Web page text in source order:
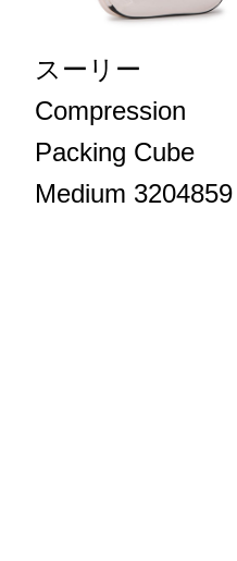
スーリー
Compression
Packing Cube
Medium 3204859